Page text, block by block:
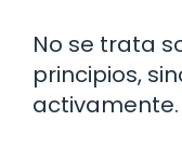
No se trata
principios,
activamente.